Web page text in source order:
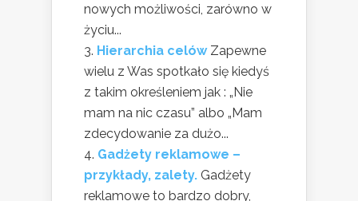
nowych możliwości, zarówno w
życiu...
Hierarchia celów Zapewne
wielu z Was spotkało się kiedyś
z takim określeniem jak : „Nie
mam na nic czasu” albo „Mam
zdecydowanie za dużo...
Gadżety reklamowe –
przykłady, zalety. Gadżety
reklamowe to bardzo dobry,